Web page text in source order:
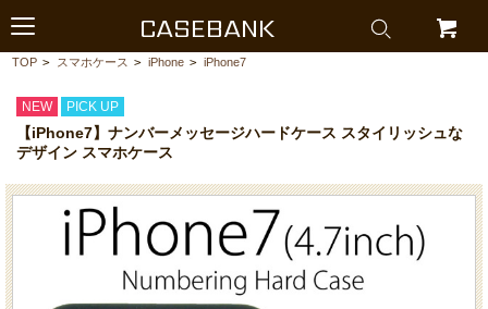
CASEBANK
TOP > スマホケース > iPhone > iPhone7
NEW PICK UP
【iPhone7】ナンバーメッセージハードケース スタイリッシュな
デザイン スマホケース